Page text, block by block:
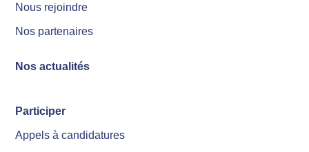
Nous rejoindre
Nos partenaires
Nos actualités
Participer
Appels à candidatures